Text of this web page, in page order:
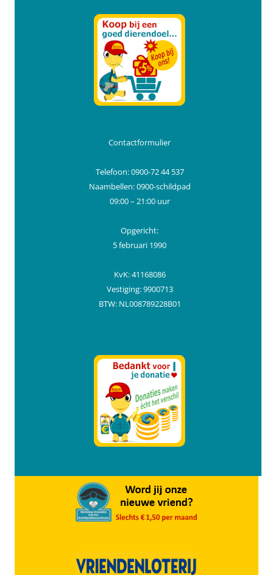
Contactformulier
Telefoon: 0900-72 44 537
Naambellen: 0900-schildpad
09:00 – 21:00 uur
Opgericht:
5 februari 1990
KvK: 41168086
Vestiging: 9900713
BTW: NL008789228B01